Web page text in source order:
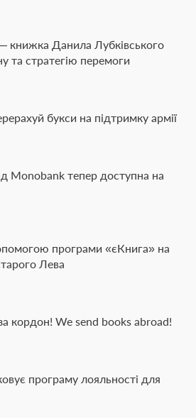
книжка Данила Лубківського
та стратегію перемоги
букси на підтримку армії
Monobank тепер доступна на
програми «єКнига» на
Лева
кордон! We send books abroad!
програму лояльності для